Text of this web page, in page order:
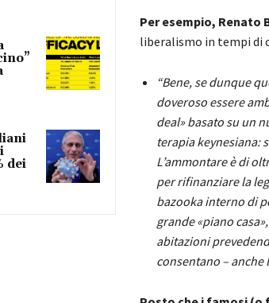
dei
Per esempio, Renato
liberalismo in tempi di
“Bene, se dunque
doveroso essere
deal» basato su un
terapia keynesiana:
L’ammontare è di
per rifinanziare la
bazooka interno di
grande «piano
abitazioni
consentano – anche